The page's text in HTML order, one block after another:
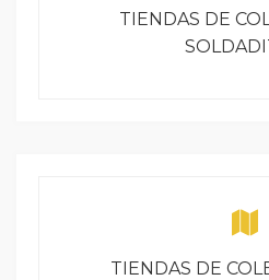
TIENDAS DE
TIENDAS DE